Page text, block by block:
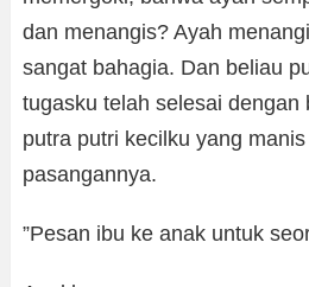
dan menangis? Ayah
sangat bahagia. Dan beliau
tugasku telah selesai dengan
putra putri kecilku yang
pasangannya.
”Pesan ibu ke anak untuk